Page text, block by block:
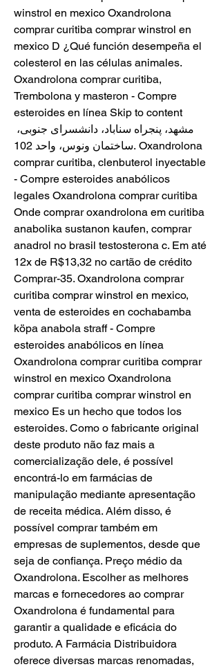
winstrol en mexico Oxandrolona
comprar curitiba comprar winstrol en
mexico D ¿Qué función desempeña el
colesterol en las células animales.
Oxandrolona comprar curitiba,
Trembolona y masteron - Compre
esteroides en línea Skip to content
ساختمان ونوس، واحد 102. Oxandrolona
comprar curitiba, clenbuterol inyectable
- Compre esteroides anabólicos
legales Oxandrolona comprar curitiba
Onde comprar oxandrolona em curitiba
anabolika sustanon kaufen, comprar
anadrol no brasil testosterona c. Em até
12x de R$13,32 no cartão de crédito
Comprar-35. Oxandrolona comprar
curitiba comprar winstrol en mexico,
venta de esteroides en cochabamba
köpa anabola straff - Compre
esteroides anabólicos en línea
Oxandrolona comprar curitiba comprar
winstrol en mexico Oxandrolona
comprar curitiba comprar winstrol en
mexico Es un hecho que todos los
esteroides. Como o fabricante original
deste produto não faz mais a
comercialização dele, é possível
encontrá-lo em farmácias de
manipulação mediante apresentação
de receita médica. Além disso, é
possível comprar também em
empresas de suplementos, desde que
seja de confiança. Preço médio da
Oxandrolona. Escolher as melhores
marcas e fornecedores ao comprar
Oxandrolona é fundamental para
garantir a qualidade e eficácia do
produto. A Farmácia Distribuidora
oferece diversas marcas renomadas,